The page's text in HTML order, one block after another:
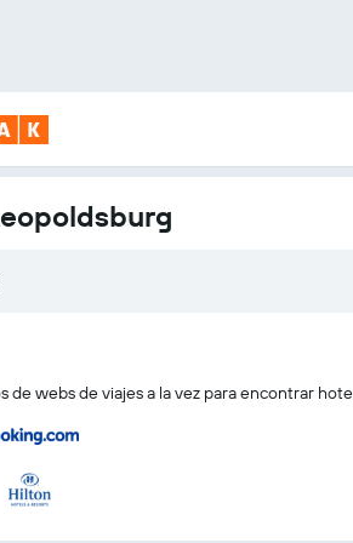
de webs de viajes a la vez para encontrar